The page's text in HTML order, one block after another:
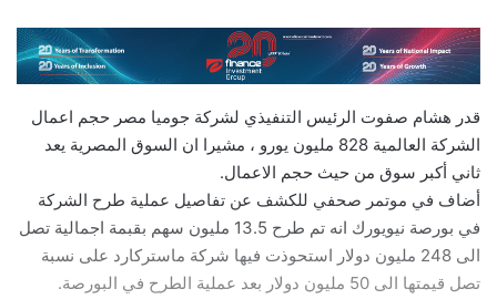
قدر هشام صفوت الرئيس التنفيذي لشركة جوميا مصر حجم اعمال
الشركة العالمية 828 مليون يورو ، مشيرا ان السوق المصرية يعد
ثاني أكبر سوق من حيث حجم الاعمال.
أضاف في موتمر صحفي للكشف عن تفاصيل عملية طرح الشركة
في بورصة نيويورك انه تم طرح 13.5 مليون سهم بقبمة اجمالية تصل
الى 248 مليون دولار استحوذت فيها شركة ماستركارد على نسبة
تصل قيمتها الى 50 مليون دولار بعد عملية الطرح في البورصة.